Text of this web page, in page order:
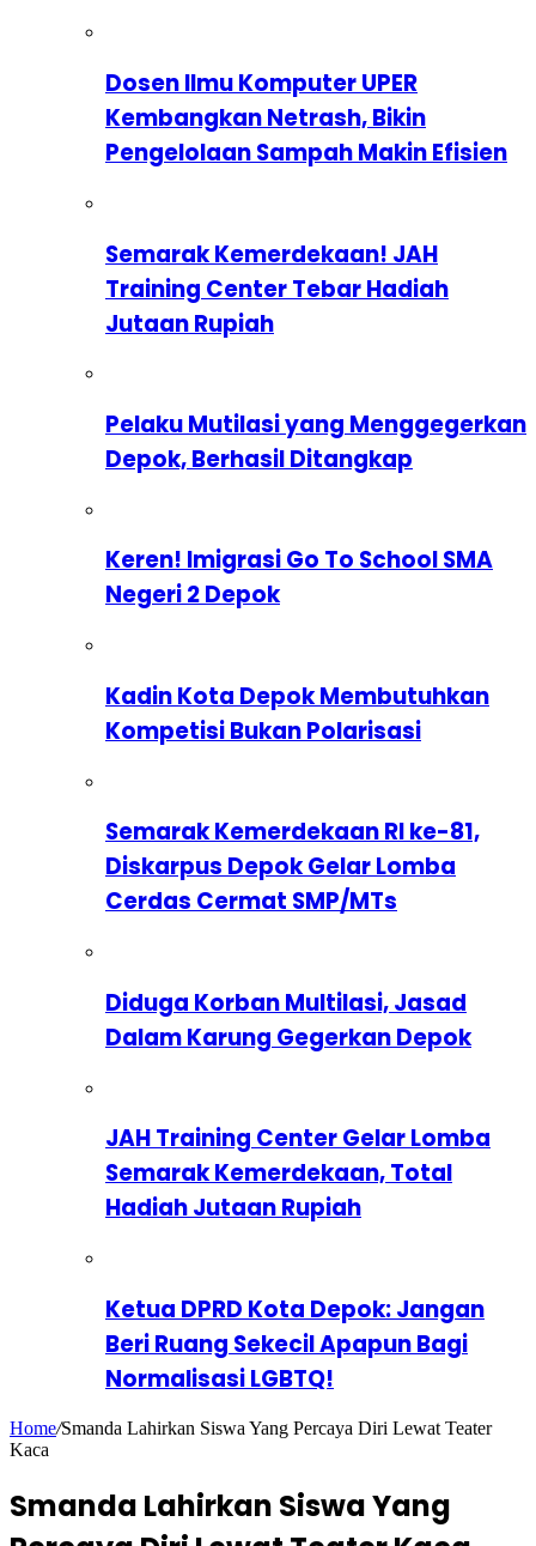
Dosen Ilmu Komputer UPER
Kembangkan Netrash, Bikin
Pengelolaan Sampah Makin Efisien
Semarak Kemerdekaan! JAH
Training Center Tebar Hadiah
Jutaan Rupiah
Pelaku Mutilasi yang Menggegerkan
Depok, Berhasil Ditangkap
Keren! Imigrasi Go To School SMA
Negeri 2 Depok
Kadin Kota Depok Membutuhkan
Kompetisi Bukan Polarisasi
Semarak Kemerdekaan RI ke-81,
Diskarpus Depok Gelar Lomba
Cerdas Cermat SMP/MTs
Diduga Korban Multilasi, Jasad
Dalam Karung Gegerkan Depok
JAH Training Center Gelar Lomba
Semarak Kemerdekaan, Total
Hadiah Jutaan Rupiah
Ketua DPRD Kota Depok: Jangan
Beri Ruang Sekecil Apapun Bagi
Normalisasi LGBTQ!
Home/Smanda Lahirkan Siswa Yang Percaya Diri Lewat Teater
Kaca
Smanda Lahirkan Siswa Yang